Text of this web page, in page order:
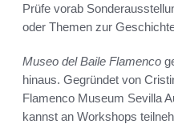
Prüfe vorab
oder Themen zur
Museo del Baile Flamenco
hinaus. Gegründet von
Flamenco Museum Sevilla
kannst an Workshops